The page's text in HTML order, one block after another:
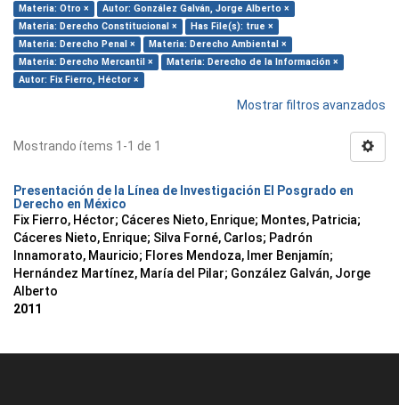
Materia: Otro ×
Autor: González Galván, Jorge Alberto ×
Materia: Derecho Constitucional ×
Has File(s): true ×
Materia: Derecho Penal ×
Materia: Derecho Ambiental ×
Materia: Derecho Mercantil ×
Materia: Derecho de la Información ×
Autor: Fix Fierro, Héctor ×
Mostrar filtros avanzados
Mostrando ítems 1-1 de 1
Presentación de la Línea de Investigación El Posgrado en
Derecho en México
Fix Fierro, Héctor; Cáceres Nieto, Enrique; Montes, Patricia;
Cáceres Nieto, Enrique; Silva Forné, Carlos; Padrón
Innamorato, Mauricio; Flores Mendoza, Imer Benjamín;
Hernández Martínez, María del Pilar; González Galván, Jorge
Alberto
2011